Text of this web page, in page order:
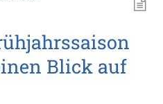
Blick auf